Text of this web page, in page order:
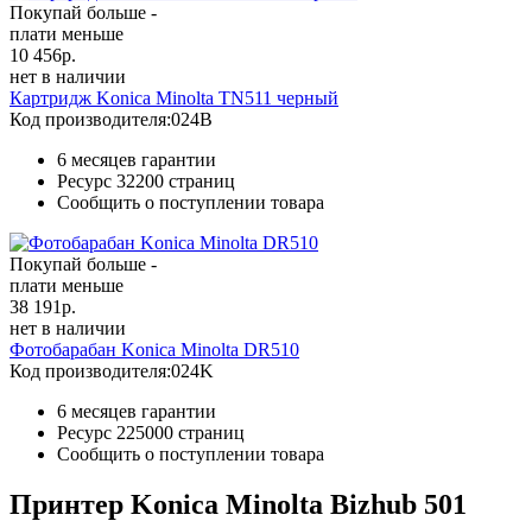
Покупай больше -
плати меньше
10 456р.
нет в наличии
Картридж Konica Minolta TN511 черный
Код производителя:024B
6 месяцев гарантии
Ресурс 32200 страниц
Сообщить о поступлении товара
Покупай больше -
плати меньше
38 191р.
нет в наличии
Фотобарабан Konica Minolta DR510
Код производителя:024K
6 месяцев гарантии
Ресурс 225000 страниц
Сообщить о поступлении товара
Принтер Konica Minolta Bizhub 501